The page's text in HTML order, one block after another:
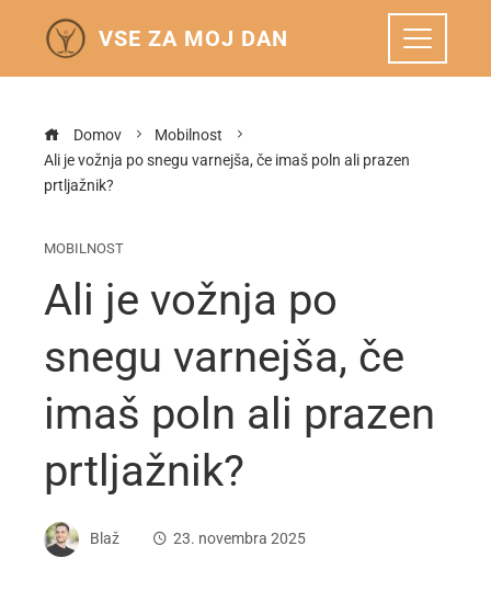
VSE ZA MOJ DAN
Domov
Mobilnost
Ali je vožnja po snegu varnejša, če imaš poln ali prazen
prtljažnik?
MOBILNOST
Ali je vožnja po
snegu varnejša, če
imaš poln ali prazen
prtljažnik?
Blaž 23. novembra 2025